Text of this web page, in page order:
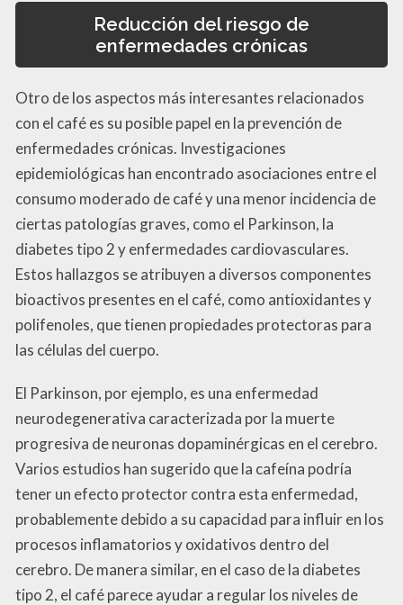
Reducción del riesgo de
enfermedades crónicas
Otro de los aspectos más interesantes relacionados
con el café es su posible papel en la prevención de
enfermedades crónicas. Investigaciones
epidemiológicas han encontrado asociaciones entre el
consumo moderado de café y una menor incidencia de
ciertas patologías graves, como el Parkinson, la
diabetes tipo 2 y enfermedades cardiovasculares.
Estos hallazgos se atribuyen a diversos componentes
bioactivos presentes en el café, como antioxidantes y
polifenoles, que tienen propiedades protectoras para
las células del cuerpo.
El Parkinson, por ejemplo, es una enfermedad
neurodegenerativa caracterizada por la muerte
progresiva de neuronas dopaminérgicas en el cerebro.
Varios estudios han sugerido que la cafeína podría
tener un efecto protector contra esta enfermedad,
probablemente debido a su capacidad para influir en los
procesos inflamatorios y oxidativos dentro del
cerebro. De manera similar, en el caso de la diabetes
tipo 2, el café parece ayudar a regular los niveles de